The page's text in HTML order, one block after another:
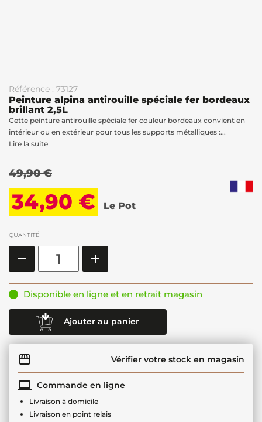
Référence : 73127
Peinture alpina antirouille spéciale fer bordeaux
brillant 2,5L
Cette peinture antirouille spéciale fer couleur bordeaux convient en
intérieur ou en extérieur pour tous les supports métalliques :...
Lire la suite
49,90 €
34,90 € Le Pot
QUANTITÉ
Disponible en ligne et en retrait magasin
Ajouter au panier
Vérifier votre stock en magasin
Commande en ligne
Livraison à domicile
Livraison en point relais